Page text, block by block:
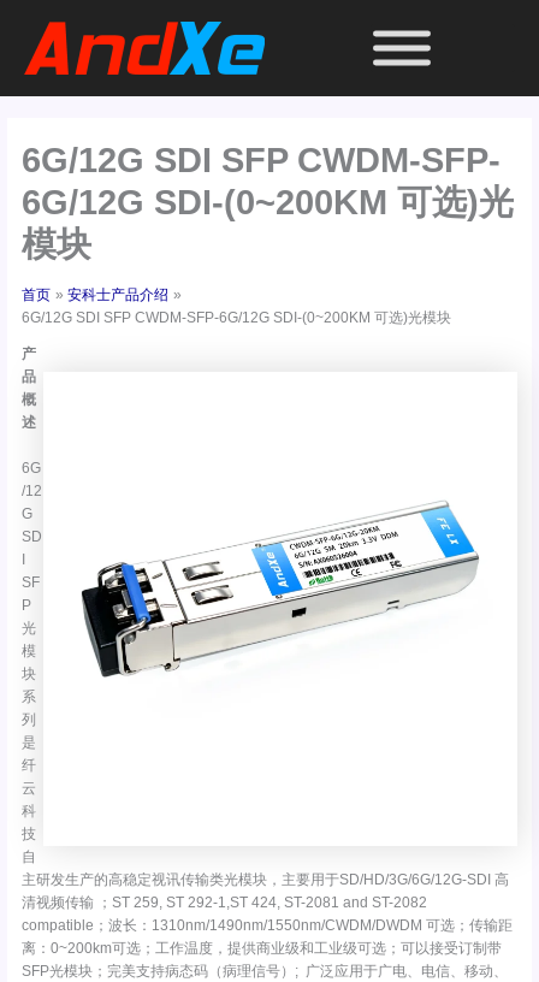
6G/12G SDI SFP CWDM-SFP-
6G/12G SDI-(0~200KM 可选)光
模块
首页
安科士产品介绍
6G/12G SDI SFP CWDM-SFP-6G/12G SDI-(0~200KM 可选)光模块
产
品
概
述
6G
/12
G
SD
SF
P
光
模
块
系
列
是
纤
云
科
技
自
主研发生产的高稳定视讯传输类光模块，主要用于SD/HD/3G/6G/12G-SDI 高
清视频传输 ；ST 259, ST 292-1,ST 424, ST-2081 and ST-2082
compatible；波长：1310nm/1490nm/1550nm/CWDM/DWDM 可选；传输距
离：0~200km可选；工作温度，提供商业级和工业级可选；可以接受订制带
SFP光模块；完美支持病态码（病理信号）; 广泛应用于广电、电信、移动、